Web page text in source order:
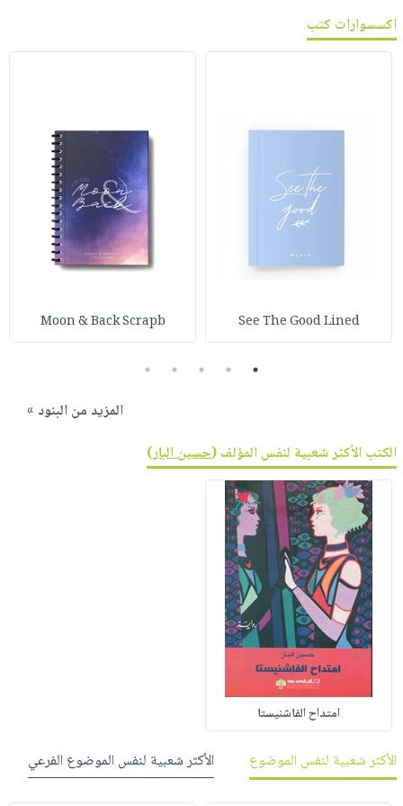
اكسسوارات كتب
See The Good Lined
Moon & Back Scrapb
1
2
3
4
5
المزيد من البنود »
الكتب الأكثر شعبية لنفس المؤلف (حسين البار)
امتداح الفاشنيستا
الأكثر شعبية لنفس الموضوع الأكثر شعبية لنفس الموضوع الفرعي